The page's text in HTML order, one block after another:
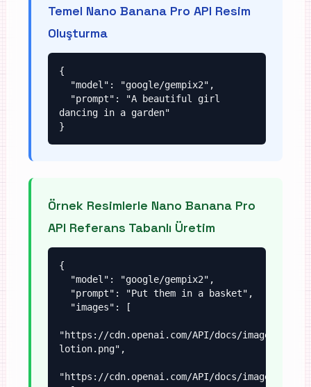
Temel Nano Banana Pro API Resim
Oluşturma
{
dancing in a garden"
}
Örnek Resimlerle Nano Banana Pro
API Referans Tabanlı Üretim
{
"https://cdn.openai.com/API/docs/images/body-
lotion.png",
"https://cdn.openai.com/API/docs/images/